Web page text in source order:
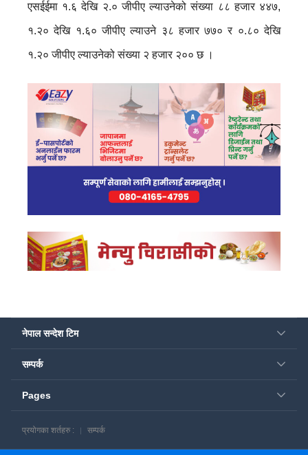
एसईईमा १.६ देखि २.० जीपीए ल्याउनेको संख्या ८८ हजार ४४७,
१.२० देखि १.६० जीपीए ल्याउने ३८ हजार ७७० र ०.८० देखि
१.२० जीपीए ल्याउनेको संख्या २ हजार २०० छ ।
नेपाल सन्देश टिम
सम्पर्क
Pages
प्रयोगका शर्तहरु : सम्पर्क